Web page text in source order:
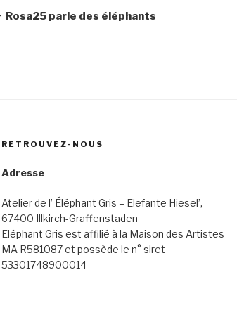
de
précédent
Rosa25 parle des éléphants
RETROUVEZ-NOUS
Adresse
Atelier de l’ Éléphant Gris – Elefante Hiesel’,
67400 Illkirch-Graffenstaden
Eléphant Gris est affilié à la Maison des Artistes
MA R581087 et possède le n° siret
53301748900014